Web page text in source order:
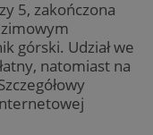
5, zakończona
górski. Udział we
natomiast na